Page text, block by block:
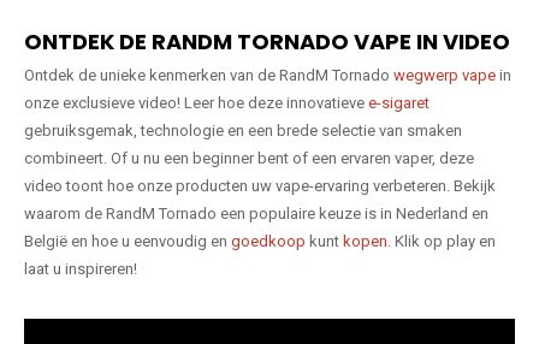
ONTDEK DE RANDM TORNADO VAPE IN VIDEO
Ontdek de unieke kenmerken van de RandM Tornado wegwerp vape in
onze exclusieve video! Leer hoe deze innovatieve e-sigaret
gebruiksgemak, technologie en een brede selectie van smaken
combineert. Of u nu een beginner bent of een ervaren vaper, deze
video toont hoe onze producten uw vape-ervaring verbeteren. Bekijk
waarom de RandM Tornado een populaire keuze is in Nederland en
België en hoe u eenvoudig en goedkoop kunt kopen. Klik op play en
laat u inspireren!